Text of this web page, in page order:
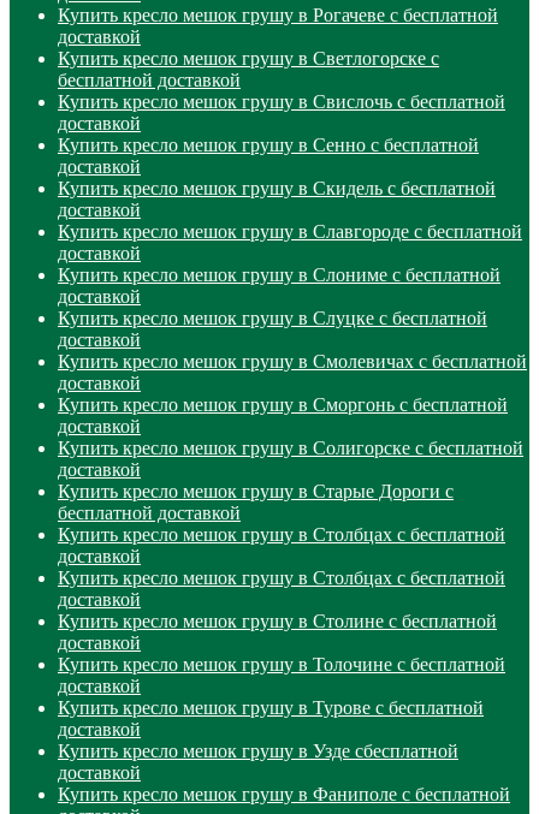
Купить кресло мешок грушу в Рогачеве с бесплатной
доставкой
Купить кресло мешок грушу в Светлогорске с
бесплатной доставкой
Купить кресло мешок грушу в Свислочь с бесплатной
доставкой
Купить кресло мешок грушу в Сенно с бесплатной
доставкой
Купить кресло мешок грушу в Скидель с бесплатной
доставкой
Купить кресло мешок грушу в Славгороде с бесплатной
доставкой
Купить кресло мешок грушу в Слониме с бесплатной
доставкой
Купить кресло мешок грушу в Слуцке с бесплатной
доставкой
Купить кресло мешок грушу в Смолевичах с бесплатной
доставкой
Купить кресло мешок грушу в Сморгонь с бесплатной
доставкой
Купить кресло мешок грушу в Солигорске с бесплатной
доставкой
Купить кресло мешок грушу в Старые Дороги с
бесплатной доставкой
Купить кресло мешок грушу в Столбцах с бесплатной
доставкой
Купить кресло мешок грушу в Столбцах с бесплатной
доставкой
Купить кресло мешок грушу в Столине с бесплатной
доставкой
Купить кресло мешок грушу в Толочине с бесплатной
доставкой
Купить кресло мешок грушу в Турове с бесплатной
доставкой
Купить кресло мешок грушу в Узде сбесплатной
доставкой
Купить кресло мешок грушу в Фаниполе с бесплатной